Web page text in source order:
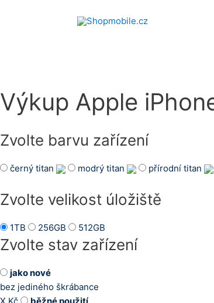
Výkup Apple
Zvolte barvu zařízení
černý titan modrý titan přírodní titan
Zvolte velikost úložiště
1TB 256GB 512GB
Zvolte stav zařízení
jako nové
bez jediného škrábance